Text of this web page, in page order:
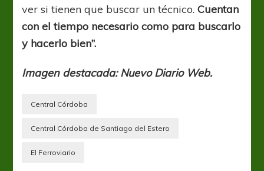
ver si tienen que buscar un técnico.Cuentan
con el tiempo necesario como para buscarlo
y hacerlo bien”.
Imagen destacada: Nuevo Diario Web.
Central Córdoba
Central Córdoba de Santiago del Estero
El Ferroviario